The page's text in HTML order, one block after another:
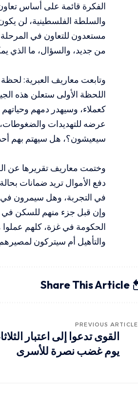
الفكرة قائمة على أساس
والسلطة الفلسطينية، لن
مستعدون للتعاون في المرحلة
من جديد، والسؤال، ما الذي
وتابعت معاريف العبرية: لحظة
اللحظة الأولى ستعلن هذه
كعملاء، وسيهدر دمهم
عرضه للتهديدات
سيعيشون؟، هل سيهتم بهم
وختمت معاريف تقريرها عن
دفع الأموال تريد ضمانات
في التجربة، وهل سيمرون في
وإن قبل جزء منهم للسكن
الحكومة في غزة، كلهم
والتأهيل أم سيتركون
Share This Article
PREVIOUS ARTICLE
القوى تدعوا إلى اعتبار
يوم غضب نصرة للأسرى